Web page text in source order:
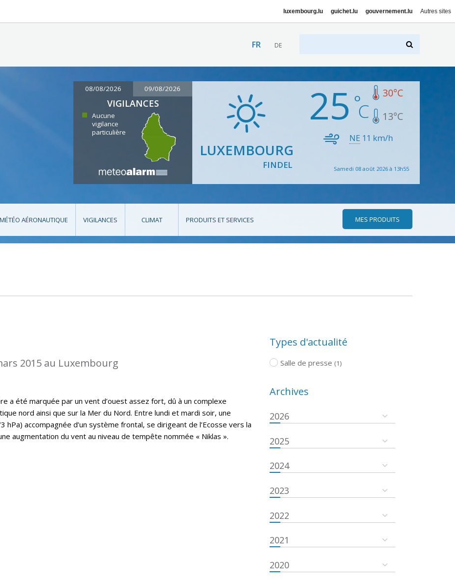
luxembourg.lu guichet.lu gouvernement.lu Autres sites
FR DE
08/08/2026 09/08/2026
VIGILANCES
Aucune
vigilance
particulière
LUXEMBOURG
FINDEL
25 30°C
13°C
NE 11 km/h
Samedi 08 août 2026 à 13h55
MÉTÉO AÉRONAUTIQUE VIGILANCES CLIMAT PRODUITS ET SERVICES MES PRODUITS
2015 au Luxembourg
a été marquée par un vent d’ouest assez fort, dû à un complexe
nord ainsi que sur la Mer du Nord. Entre lundi et mardi soir, une
hPa) accompagnée d’un système frontal, se dirigeant de l’Ecosse vers la
augmentation du vent au niveau de tempête nommée « Niklas ».
Types d'actualité
Salle de presse (1)
Archives
2026
2025
2024
2023
2022
2021
2020